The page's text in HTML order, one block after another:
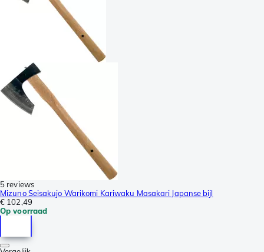
5 reviews
Mizuno Seisakujo Warikomi Kariwaku Masakari Japanse bijl
€ 102,49
Op voorraad